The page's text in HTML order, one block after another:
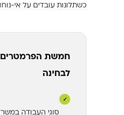
כשתלונות עובדים על אי-
חמשת הפרמטרים
לבחינה
✓
סוגי העבודה